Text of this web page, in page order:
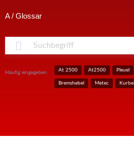
A/ Glossar
Häufig eingegeben At 2500 At2500 Pleuel
Bremshebel Metec Kurbel